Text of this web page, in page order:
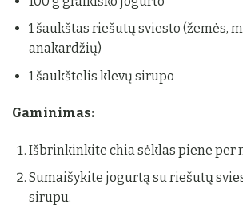
1 šaukštas riešutų sviesto (žemės,
anakardžių)
1 šaukštelis klevų sirupo
Gaminimas:
Išbrinkinkite chia sėklas piene per
Sumaišykite jogurtą su riešutų
sirupu.